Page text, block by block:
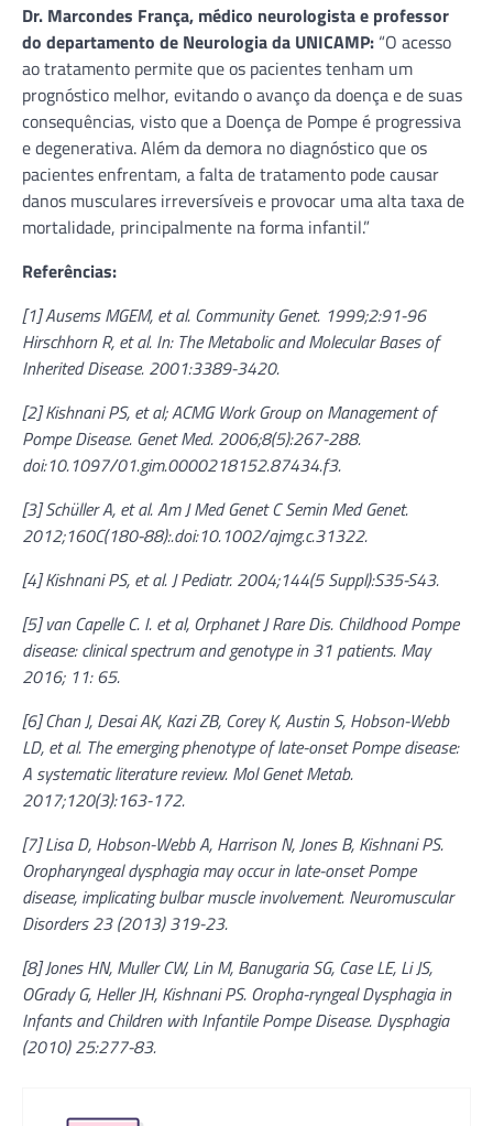
Dr. Marcondes França, médico neurologista e professor
do departamento de Neurologia da UNICAMP: “O acesso
ao tratamento permite que os pacientes tenham um
prognóstico melhor, evitando o avanço da doença e de suas
consequências, visto que a Doença de Pompe é progressiva
e degenerativa. Além da demora no diagnóstico que os
pacientes enfrentam, a falta de tratamento pode causar
danos musculares irreversíveis e provocar uma alta taxa de
mortalidade, principalmente na forma infantil.”
Referências:
[1] Ausems MGEM, et al. Community Genet. 1999;2:91-96
Hirschhorn R, et al. In: The Metabolic and Molecular Bases of
Inherited Disease. 2001:3389-3420.
[2] Kishnani PS, et al; ACMG Work Group on Management of
Pompe Disease. Genet Med. 2006;8(5):267-288.
doi:10.1097/01.gim.0000218152.87434.f3.
[3] Schüller A, et al. Am J Med Genet C Semin Med Genet.
2012;160C(180-88):.doi:10.1002/ajmg.c.31322.
[4] Kishnani PS, et al. J Pediatr. 2004;144(5 Suppl):S35-S43.
[5] van Capelle C. I. et al, Orphanet J Rare Dis. Childhood Pompe
disease: clinical spectrum and genotype in 31 patients. May
2016; 11: 65.
[6] Chan J, Desai AK, Kazi ZB, Corey K, Austin S, Hobson-Webb
LD, et al. The emerging phenotype of late-onset Pompe disease:
A systematic literature review. Mol Genet Metab.
2017;120(3):163-172.
[7] Lisa D, Hobson-Webb A, Harrison N, Jones B, Kishnani PS.
Oropharyngeal dysphagia may occur in late-onset Pompe
disease, implicating bulbar muscle involvement. Neuromuscular
Disorders 23 (2013) 319-23.
[8] Jones HN, Muller CW, Lin M, Banugaria SG, Case LE, Li JS,
OGrady G, Heller JH, Kishnani PS. Oropha-ryngeal Dysphagia in
Infants and Children with Infantile Pompe Disease. Dysphagia
(2010) 25:277-83.